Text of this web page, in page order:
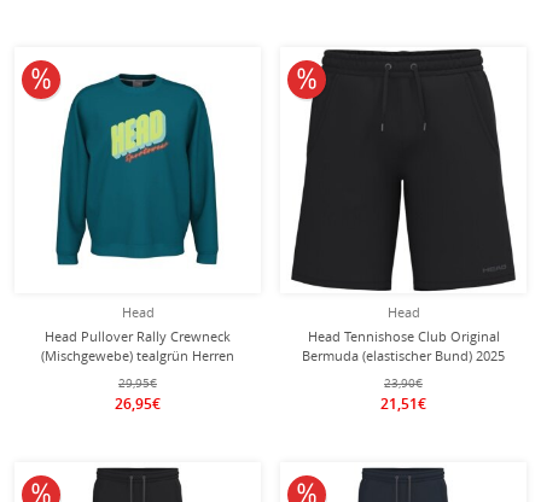
Head
Head Pullover Rally Crewneck
(Mischgewebe) tealgrün Herren
29,95€
26,95€
10% reduziert
Head
Head Tennishose Club Original
Bermuda (elastischer Bund) 2025
kurz schwarz Herren
23,90€
21,51€
10% reduziert
10% reduziert 10% reduziert